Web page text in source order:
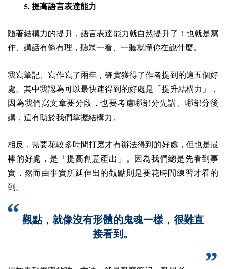
5. 提高語言表達能力
隨著結構力的提升，語言表達能力就自然提升了！也就是寫
作、講話有條有理，聽眾一看、一聽就懂你在說什麼。
我寫筆記、寫作寫了兩年，確實獲得了作者提到的這五個好
處。其中我認為可以最快速得到的好處是「提升結構力」，
因為我們寫文章要分段，也要考慮哪部分先講、哪部分後
講，這有助於我們掌握結構力。
相反，需要花較多時間打磨才有辦法得到的好處，但也是最
棒的好處，是「提高創意產出」。因為我們總是先看到事
實，然而由事實所延伸出的觀點則是要花時間練習才看的
到。
觀點，就像沒有形體的鬼魂一樣，很難直
接看到。